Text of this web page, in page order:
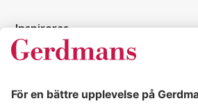
Inspireras
Kundcase
Läsvärt